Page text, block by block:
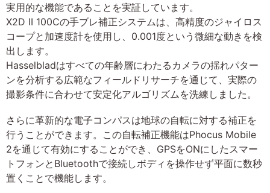
実用的な機能であることを実証しています。
X2D II 100Cの手ブレ補正システムは、高精度のジャイロス
コープと加速度計を使用し、0.001度という微細な動きを検
出します。
Hasselbladはすべての年齢層にわたるカメラの揺れパター
ンを分析する広範なフィールドリサーチを通じて、実際の
撮影条件に合わせて安定化アルゴリズムを洗練しました。
さらに革新的な電子コンパスは地球の自転に対する補正を
行うことができます。この自転補正機能はPhocus Mobile
2を通じて有効にすることができ、GPSをONにしたスマー
トフォンとBluetoothで接続しボディを操作せず平面に数秒
置くことで機能します。